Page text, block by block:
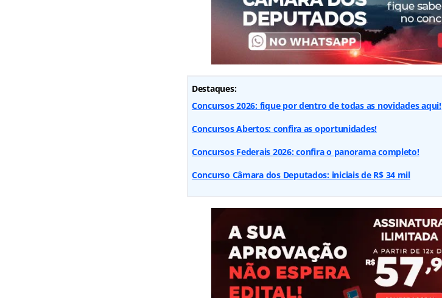
Destaques:
Concursos 2026: fique por dentro de todas as novidades aqui!
Concursos Abertos: confira as oportunidades!
Concursos Federais 2026: confira o panorama completo!
Concurso Câmara dos Deputados: iniciais de R$ 34 mil